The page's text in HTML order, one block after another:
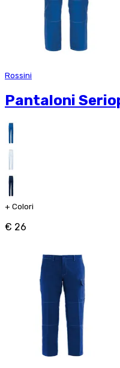
Rossini
Pantaloni
+ Colori
€ 26